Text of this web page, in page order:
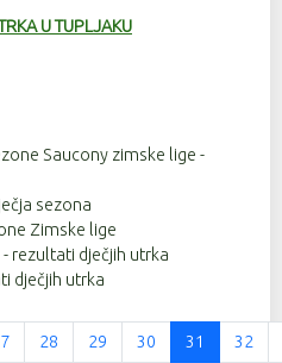
U TUPLJAKU
Saucony zimske lige -
sezona
Zimske lige
rezultati dječjih utrka
dječjih utrka
Stranica 31 od 37
28 29 30 31 32